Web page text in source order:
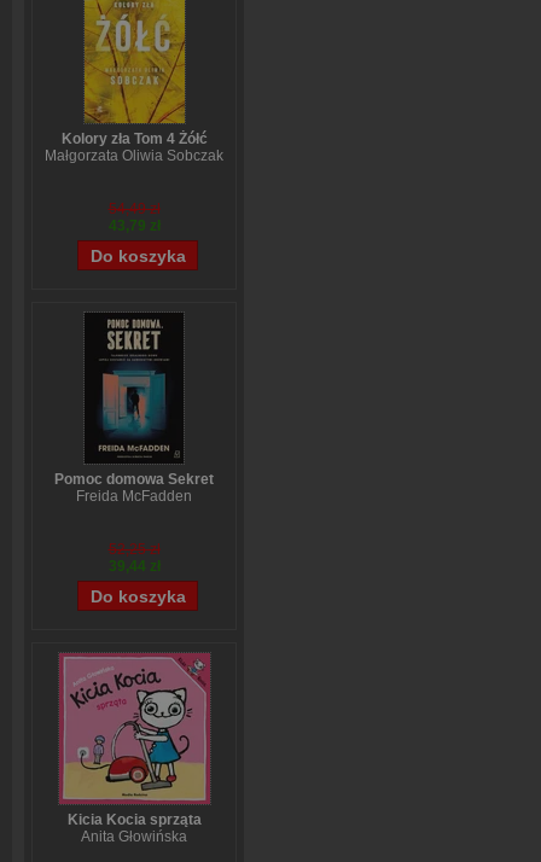
Kolory zła Tom 4 Żółć
Małgorzata Oliwia Sobczak
54,49 zł
43,79 zł
Pomoc domowa Sekret
Freida McFadden
52,25 zł
39,44 zł
Kicia Kocia sprząta
Anita Głowińska